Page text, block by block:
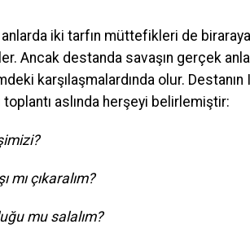
iki tarfın müttefikleri de
Ancak destanda savaşın gerçek
karşılaşmalardında olur. Destanın
toplantı aslında herşeyi belirlemiştir:
mı çıkaralım?
mu salalım?